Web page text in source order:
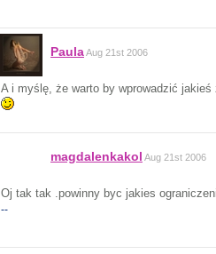
PaulaAug 21st 2006
A i myślę, że warto by wprowadzić
magdalenkakol Aug 21st 2006
Oj tak tak .powinny byc jakies
--